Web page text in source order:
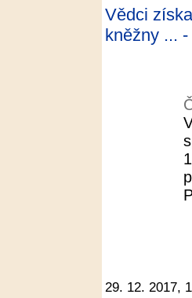
Vědci
kněžny ...
29. 12. 2017,